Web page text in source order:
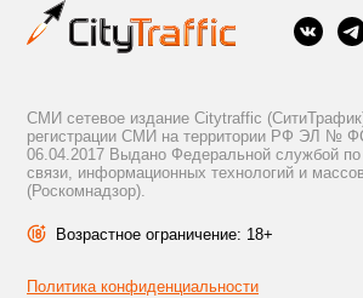
СМИ сетевое издание Citytraffic
регистрации СМИ на территории РФ ЭЛ №
06.04.2017 Выдано Федеральной службой
связи, информационных технологий и
(Роскомнадзор).
Возрастное ограничение: 18+
Политика конфиденциальности